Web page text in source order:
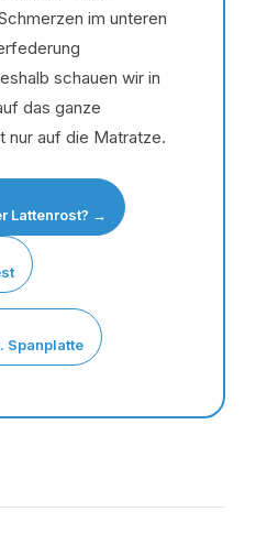
im unteren
schauen wir in
das ganze
auf die Matratze.
Lattenrost? →
Spanplatte